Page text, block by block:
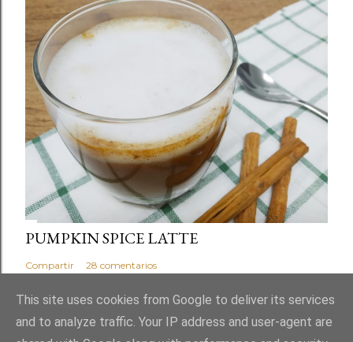
PUMPKIN SPICE LATTE
Compartir 28 comentarios
This site uses cookies from Google to deliver its services
and to analyze traffic. Your IP address and user-agent are